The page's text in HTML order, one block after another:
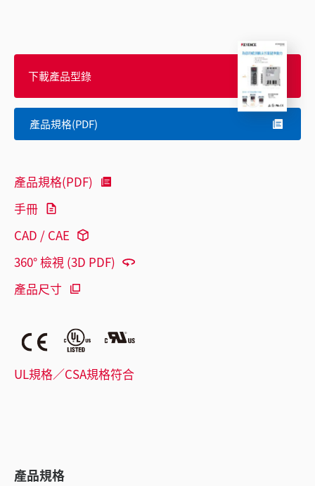
下載產品型錄
產品規格(PDF)
產品規格(PDF)
手冊
CAD / CAE
360° 檢視 (3D PDF)
產品尺寸
UL規格／CSA規格符合
產品規格